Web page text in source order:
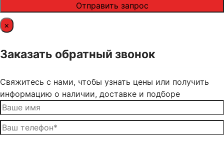
×
Заказать обратный звонок
Свяжитесь с нами, чтобы узнать цены или получить
информацию о наличии, доставке и подборе